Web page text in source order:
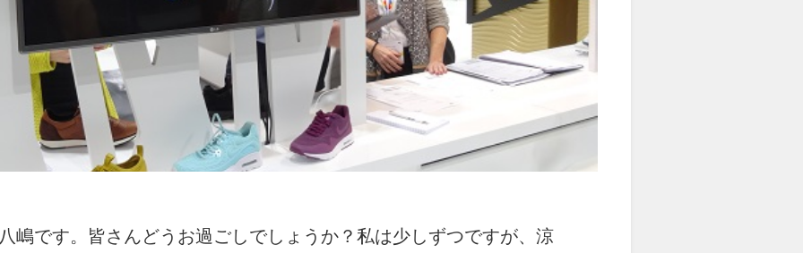
嶋です。皆さんどうお過ごしでしょうか？私は少しずつですが、涼